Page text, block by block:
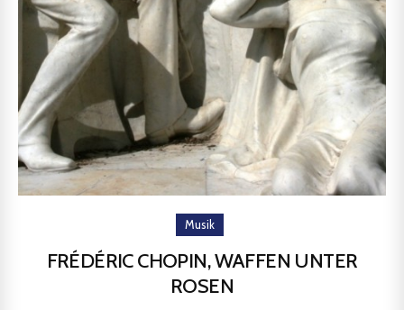
Musik
FRÉDÉRIC CHOPIN, WAFFEN UNTER
ROSEN